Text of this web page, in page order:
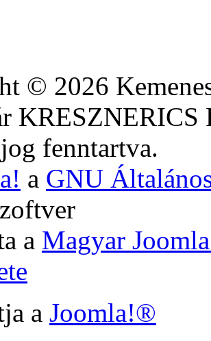
© 2026
fenntartva.
a GNU
a Magyar
a Joomla!®